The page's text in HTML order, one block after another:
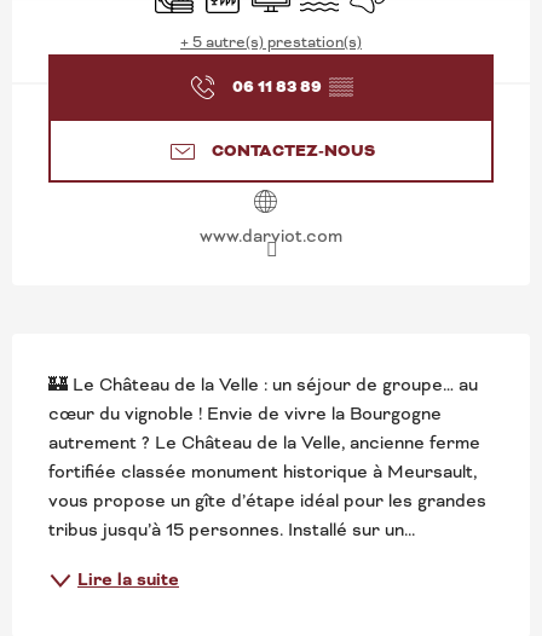
+ 5 autre(s) prestation(s)
06 11 83 89 ▒▒
CONTACTEZ-NOUS
www.darviot.com
DESCRIPTION
🏰 Le Château de la Velle : un séjour de groupe… au
cœur du vignoble ! Envie de vivre la Bourgogne
autrement ? Le Château de la Velle, ancienne ferme
fortifiée classée monument historique à Meursault,
vous propose un gîte d’étape idéal pour les grandes
tribus jusqu’à 15 personnes. Installé sur un...
Lire la suite